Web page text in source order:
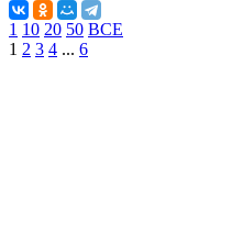
1 10 20 50 ВСЕ
1 2 3 4 ... 6